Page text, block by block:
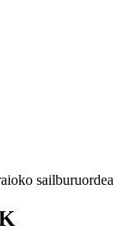
sailburuordea